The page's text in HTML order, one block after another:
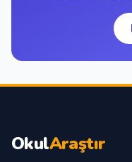
OkulAraştır